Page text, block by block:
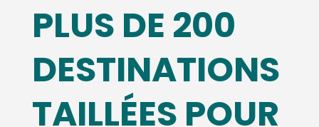
PLUS DE 200
DESTINATIONS
TAILLÉES POUR